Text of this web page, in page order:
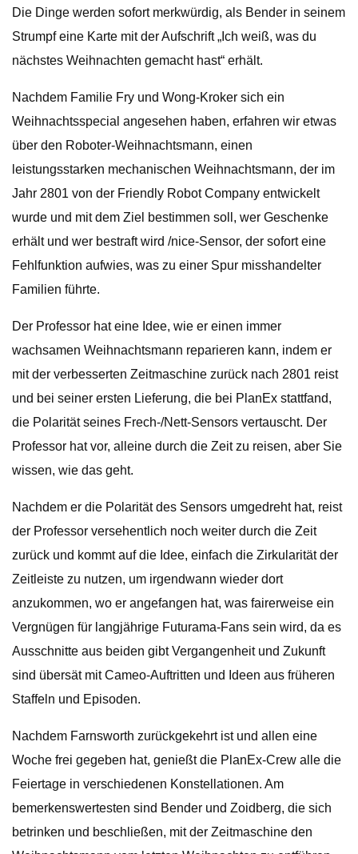
Die Dinge werden sofort merkwürdig, als Bender in seinem
Strumpf eine Karte mit der Aufschrift „Ich weiß, was du
nächstes Weihnachten gemacht hast“ erhält.
Nachdem Familie Fry und Wong-Kroker sich ein
Weihnachtsspecial angesehen haben, erfahren wir etwas
über den Roboter-Weihnachtsmann, einen
leistungsstarken mechanischen Weihnachtsmann, der im
Jahr 2801 von der Friendly Robot Company entwickelt
wurde und mit dem Ziel bestimmen soll, wer Geschenke
erhält und wer bestraft wird /nice-Sensor, der sofort eine
Fehlfunktion aufwies, was zu einer Spur misshandelter
Familien führte.
Der Professor hat eine Idee, wie er einen immer
wachsamen Weihnachtsmann reparieren kann, indem er
mit der verbesserten Zeitmaschine zurück nach 2801 reist
und bei seiner ersten Lieferung, die bei PlanEx stattfand,
die Polarität seines Frech-/Nett-Sensors vertauscht. Der
Professor hat vor, alleine durch die Zeit zu reisen, aber Sie
wissen, wie das geht.
Nachdem er die Polarität des Sensors umgedreht hat, reist
der Professor versehentlich noch weiter durch die Zeit
zurück und kommt auf die Idee, einfach die Zirkularität der
Zeitleiste zu nutzen, um irgendwann wieder dort
anzukommen, wo er angefangen hat, was fairerweise ein
Vergnügen für langjährige Futurama-Fans sein wird, da es
Ausschnitte aus beiden gibt Vergangenheit und Zukunft
sind übersät mit Cameo-Auftritten und Ideen aus früheren
Staffeln und Episoden.
Nachdem Farnsworth zurückgekehrt ist und allen eine
Woche frei gegeben hat, genießt die PlanEx-Crew alle die
Feiertage in verschiedenen Konstellationen. Am
bemerkenswertesten sind Bender und Zoidberg, die sich
betrinken und beschließen, mit der Zeitmaschine den